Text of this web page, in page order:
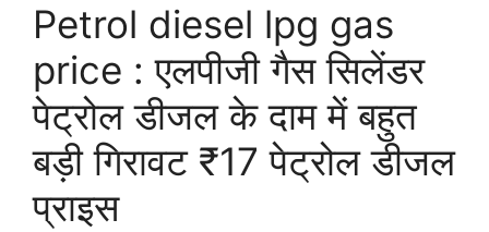
Petrol diesel lpg gas
price : एलपीजी गैस सिलेंडर
पेट्रोल डीजल के दाम में बहुत
बड़ी गिरावट ₹17 पेट्रोल डीजल
प्राइस